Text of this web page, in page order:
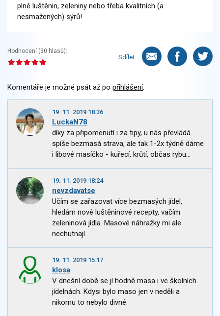
plné luštěnin, zeleniny nebo třeba kvalitních (a
nesmažených) sýrů!
Hodnocení (30 hlasů):
Sdílet:
Komentáře je možné psát až po přihlášení.
19. 11. 2019 18:36
LuckaN78
díky za připomenutí i za tipy, u nás převládá
spíše bezmasá strava, ale tak 1-2x týdně dáme
i libové masíčko - kuřecí, krůtí, občas rybu...
19. 11. 2019 18:24
nevzdavatse
Učím se zařazovat více bezmasých jídel,
hledám nové luštěninové recepty, vačím
zeleninová jídla. Masové náhražky mi ale
nechutnají.
19. 11. 2019 15:17
klosa
V dnešní době se jí hodně masa i ve školních
jídelnách. Kdysi bylo maso jen v neděli a
nikomu to nebylo divné.